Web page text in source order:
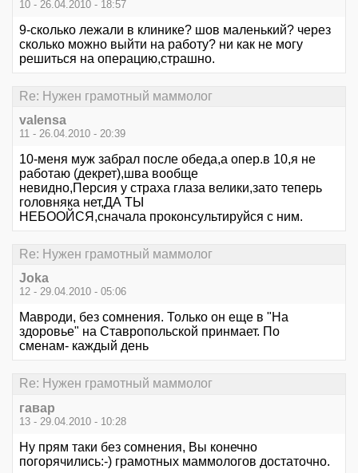
10 - 26.04.2010 - 18:57
9-сколько лежали в клинике? шов маленький? через
сколько можно выйти на работу? ни как не могу
решиться на операцию,страшно.
Re: Нужен грамотный маммолог
valensa
11 - 26.04.2010 - 20:39
10-меня муж забрал после обеда,а опер.в 10,я не
работаю (декрет),шва вообще
невидно,Персия у страха глаза велики,зато теперь
головняка нет,ДА ТЫ
НЕБООЙСЯ,сначала проконсультируйся с ним.
Re: Нужен грамотный маммолог
Joka
12 - 29.04.2010 - 05:06
Мавроди, без сомнения. Только он еще в "На
здоровье" на Ставропольской принмает. По
сменам- каждый день
Re: Нужен грамотный маммолог
гавар
13 - 29.04.2010 - 10:28
Ну прям таки без сомнения, Вы конечно
погорячились:-) грамотных маммологов достаточно.